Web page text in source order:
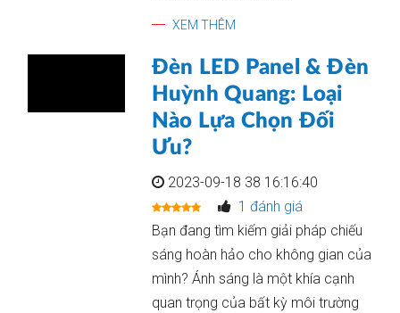
XEM THÊM
Đèn LED Panel & Đèn
Huỳnh Quang: Loại
Nào Lựa Chọn Đối
Ưu?
2023-09-18 38 16:16:40
1 đánh giá
Bạn đang tìm kiếm giải pháp chiếu
sáng hoàn hảo cho không gian của
mình? Ánh sáng là một khía cạnh
quan trọng của bất kỳ môi trường